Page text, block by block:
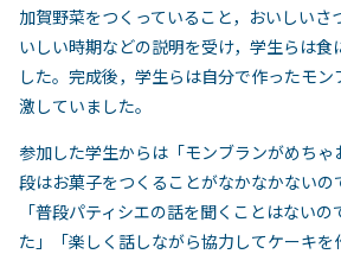
加賀野菜をつくっていること，おいしいさ
いしい時期などの説明を受け，学生らは食
した。完成後，学生らは自分で作ったモ
激していました。
参加した学生からは「モンブランがめちゃ
段はお菓子をつくることがなかなかないの
「普段パティシエの話を聞くことはない
た」「楽しく話しながら協力してケーキを